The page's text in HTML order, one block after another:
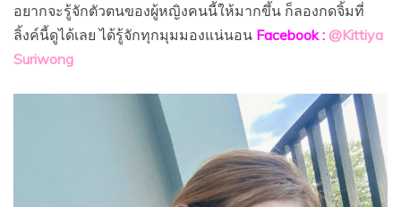
อยากจะรู้จักตัวตนของผู้หญิงคนนี้ให้มากขึ้น ก็ลองกดจิ้มที่
ลิ้งค์นี้ดูได้เลย ได้รู้จักทุกมุมมองแน่นอน Facebook : @Kittiya
Suriwong